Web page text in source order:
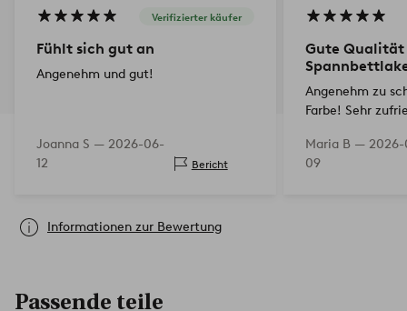
Verifizierter käufer
Fühlt sich gut an
Angenehm und gut!
Joanna S — 2026-06-
12
Bericht
Gute Qualität
Angenehm zu
Farbe! Sehr
Maria B —
09
Informationen zur Bewertung
Passende teile